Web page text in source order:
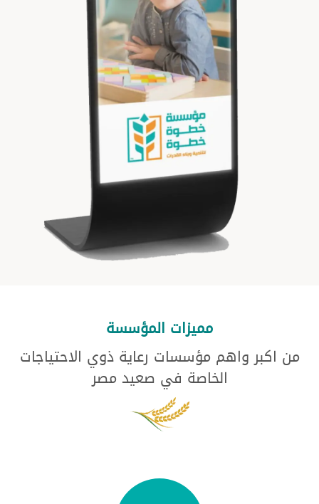
مميزات المؤسسة
من اكبر واهم مؤسسات رعاية ذوي الاحتياجات
الخاصة في صعيد مصر